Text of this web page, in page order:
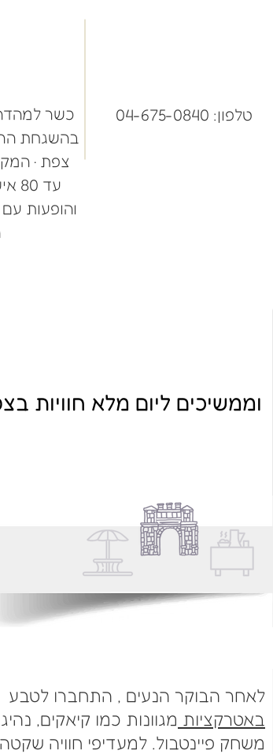
כשר
בהשגחת
צפת ·
עד
והופעות
טלפון: 04-675-0840
ליום מלא חוויות
לאחר הבוקר הנעים , התחברו לטבע
באטרקציות מגוונות כמו קיאקים,
משחק פיינטבול. למעדיפי חוויה שקטה